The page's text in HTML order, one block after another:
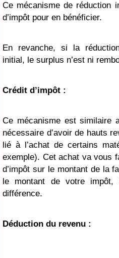
Ce mécanisme de réduction
d’impôt pour en bénéficier.
En revanche, si la
initial, le surplus n’est ni
Crédit d’impôt :
Ce mécanisme est similaire
nécessaire d’avoir de hauts
lié à l’achat de certains
exemple). Cet achat va vous
d’impôt sur le montant de la
le montant de votre
différence.
Déduction du revenu :